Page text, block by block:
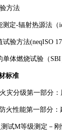
方法
定-辐射热源法（
验方法(neqISO
体燃烧试验（
标准
灾分级第一部分
火性能第一部分
试M等级测定－